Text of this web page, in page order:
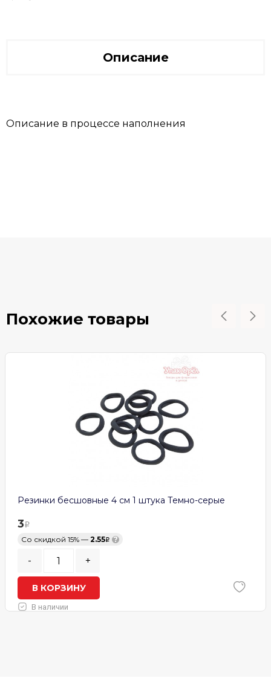
Описание
Описание в процессе наполнения
Похожие товары
Резинки бесшовные 4 см 1 штука Темно-серые
3
Со скидкой 15% — 2.55 ?
- +
В КОРЗИНУ
В наличии